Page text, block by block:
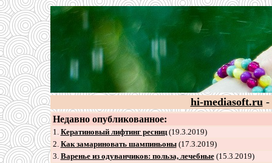
hi-mediasoft.ru-
Недавно опубликованное:
1. Кератиновый лифтинг ресниц(19.3.2019)
2. Как замариновать шампиньоны(17.3.2019)
3. Варенье из одуванчиков: польза, лечебные(15.3.2019)